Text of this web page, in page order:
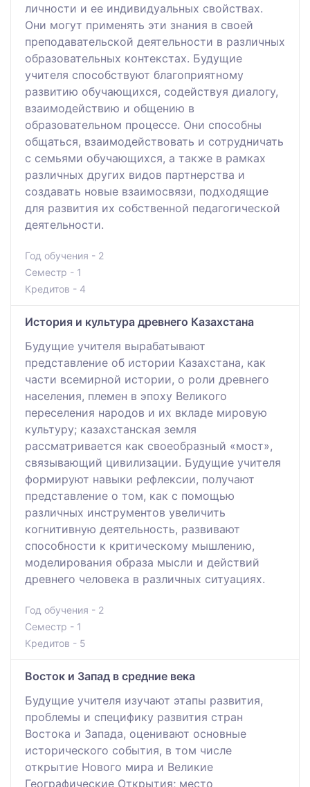
личности и ее индивидуальных свойствах.
Они могут применять эти знания в своей
преподавательской деятельности в различных
образовательных контекстах. Будущие
учителя способствуют благоприятному
развитию обучающихся, содействуя диалогу,
взаимодействию и общению в
образовательном процессе. Они способны
общаться, взаимодействовать и сотрудничать
с семьями обучающихся, а также в рамках
различных других видов партнерства и
создавать новые взаимосвязи, подходящие
для развития их собственной педагогической
деятельности.
Год обучения - 2
Семестр - 1
Кредитов - 4
История и культура древнего Казахстана
Будущие учителя вырабатывают
представление об истории Казахстана, как
части всемирной истории, о роли древнего
населения, племен в эпоху Великого
переселения народов и их вкладе мировую
культуру; казахстанская земля
рассматривается как своеобразный «мост»,
связывающий цивилизации. Будущие учителя
формируют навыки рефлексии, получают
представление о том, как с помощью
различных инструментов увеличить
когнитивную деятельность, развивают
способности к критическому мышлению,
моделирования образа мысли и действий
древнего человека в различных ситуациях.
Год обучения - 2
Семестр - 1
Кредитов - 5
Восток и Запад в средние века
Будущие учителя изучают этапы развития,
проблемы и специфику развития стран
Востока и Запада, оценивают основные
исторического события, в том числе
открытие Нового мира и Великие
Географические Открытия; место